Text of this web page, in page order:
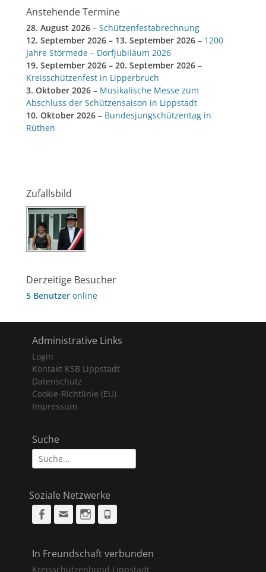
Anstehende Termine
28. August 2026 – Schützenfestabrechnung
12. September 2026 – 13. September 2026 – 1200
Jahre Störmede – Dorfjubiläum 2026
19. September 2026 – 20. September 2026 –
Kreisschützenfest in Lipperbruch
3. Oktober 2026 – Musikalische Messe zum
Abschluss der Schützensaison in Lippstadt
10. Oktober 2026 – Bundesjungschützentag in
Rüthen
Zufallsbild
Derzeitige Besucher
5 Benutzer online
Administrative Links
Login
Kontakt KSB Lippstadt
Datenschutz
Cookie-Richtlinie (EU)
Impressum
Suche
Suche
nach:
Soziale Netzwerke
Facebook
Email Instagram
In Freundschaft verbunden
Kreisschützenbund Lippstadt